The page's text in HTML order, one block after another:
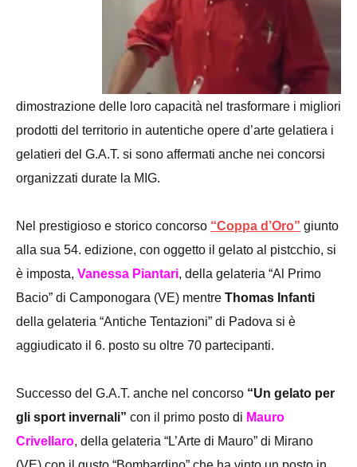
dimostrazione delle loro capacità nel trasformare i migliori
prodotti del territorio in autentiche opere d’arte gelatiera i
gelatieri del G.A.T. si sono affermati anche nei concorsi
organizzati durate la MIG.
Nel prestigioso e storico concorso “Coppa d’Oro” giunto
alla sua 54. edizione, con oggetto il gelato al pistcchio, si
è imposta, Vanessa Piantari, della gelateria “Al Primo
Bacio” di Camponogara (VE) mentre Thomas Infanti
della gelateria “Antiche Tentazioni” di Padova si è
aggiudicato il 6. posto su oltre 70 partecipanti.
Successo del G.A.T. anche nel concorso “Un gelato per
gli sport invernali” con il primo posto di Mauro
Crivellaro, della gelateria “L’Arte di Mauro” di Mirano